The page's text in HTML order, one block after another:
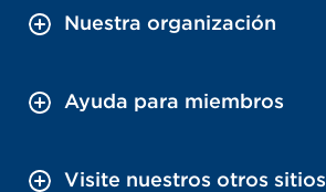
Nuestra organización
Ayuda para miembros
Visite nuestros otros sitios